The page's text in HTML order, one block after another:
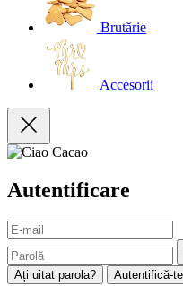
Brutărie
Accesorii
Autentificare
Ați uitat parola? Autentifică-te